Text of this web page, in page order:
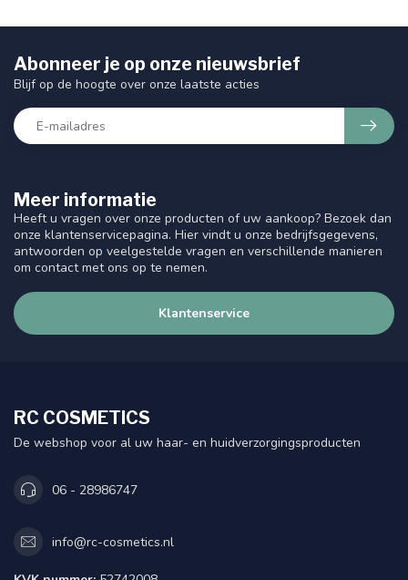
Meer informatie
Heeft u vragen over onze producten of uw aankoop? Bezoek dan
onze klantenservicepagina. Hier vindt u onze bedrijfsgegevens,
antwoorden op veelgestelde vragen en verschillende manieren
om contact met ons op te nemen.
Klantenservice
Abonneer je op onze nieuwsbrief
Blijf op de hoogte over onze laatste acties
RC COSMETICS
De webshop voor al uw haar- en huidverzorgingsproducten
06 - 28986747
info@rc-cosmetics.nl